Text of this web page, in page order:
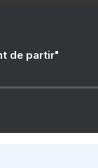
de partir"